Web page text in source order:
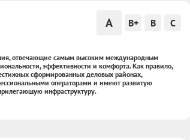
A B+ B C
отвечающие самым высоким международным
эффективности и комфорта. Как правило,
сформированных деловых районах,
операторами и имеют развитую
инфраструктуру.